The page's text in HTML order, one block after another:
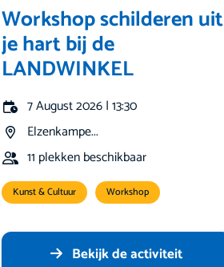
Workshop schilderen uit
je hart bij de
LANDWINKEL
7 August 2026 | 13:30
Elzenkampe...
11 plekken beschikbaar
Kunst & Cultuur Workshop
Bekijk de activiteit